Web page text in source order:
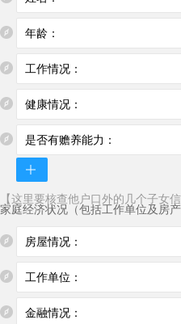
【这里要核查他户口外的几个子女
家庭经济状况（包括工作单位及房